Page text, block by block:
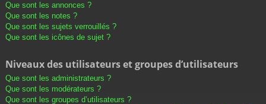
Que sont les annonces ?
Que sont les notes ?
Que sont les sujets verrouillés ?
Que sont les icônes de sujet ?
Niveaux des utilisateurs et groupes d’utilisateurs
Que sont les administrateurs ?
Que sont les modérateurs ?
Que sont les groupes d’utilisateurs ?